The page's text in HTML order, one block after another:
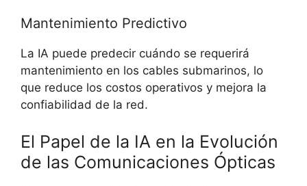
Mantenimiento Predictivo
La IA puede predecir cuándo se requerirá
mantenimiento en los cables submarinos, lo
que reduce los costos operativos y mejora la
confiabilidad de la red.
El Papel de la IA en la Evolución
de las Comunicaciones Ópticas